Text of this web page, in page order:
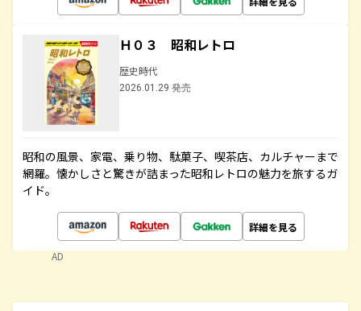
Ｈ０３ 昭和レトロ
歴史時代
2026.01.29 発売
昭和の風景、家電、乗り物、駄菓子、喫茶店、カルチャーまで
網羅。懐かしさと驚きが詰まった昭和レトロの魅力を旅するガ
イド。
詳細を見る
AD